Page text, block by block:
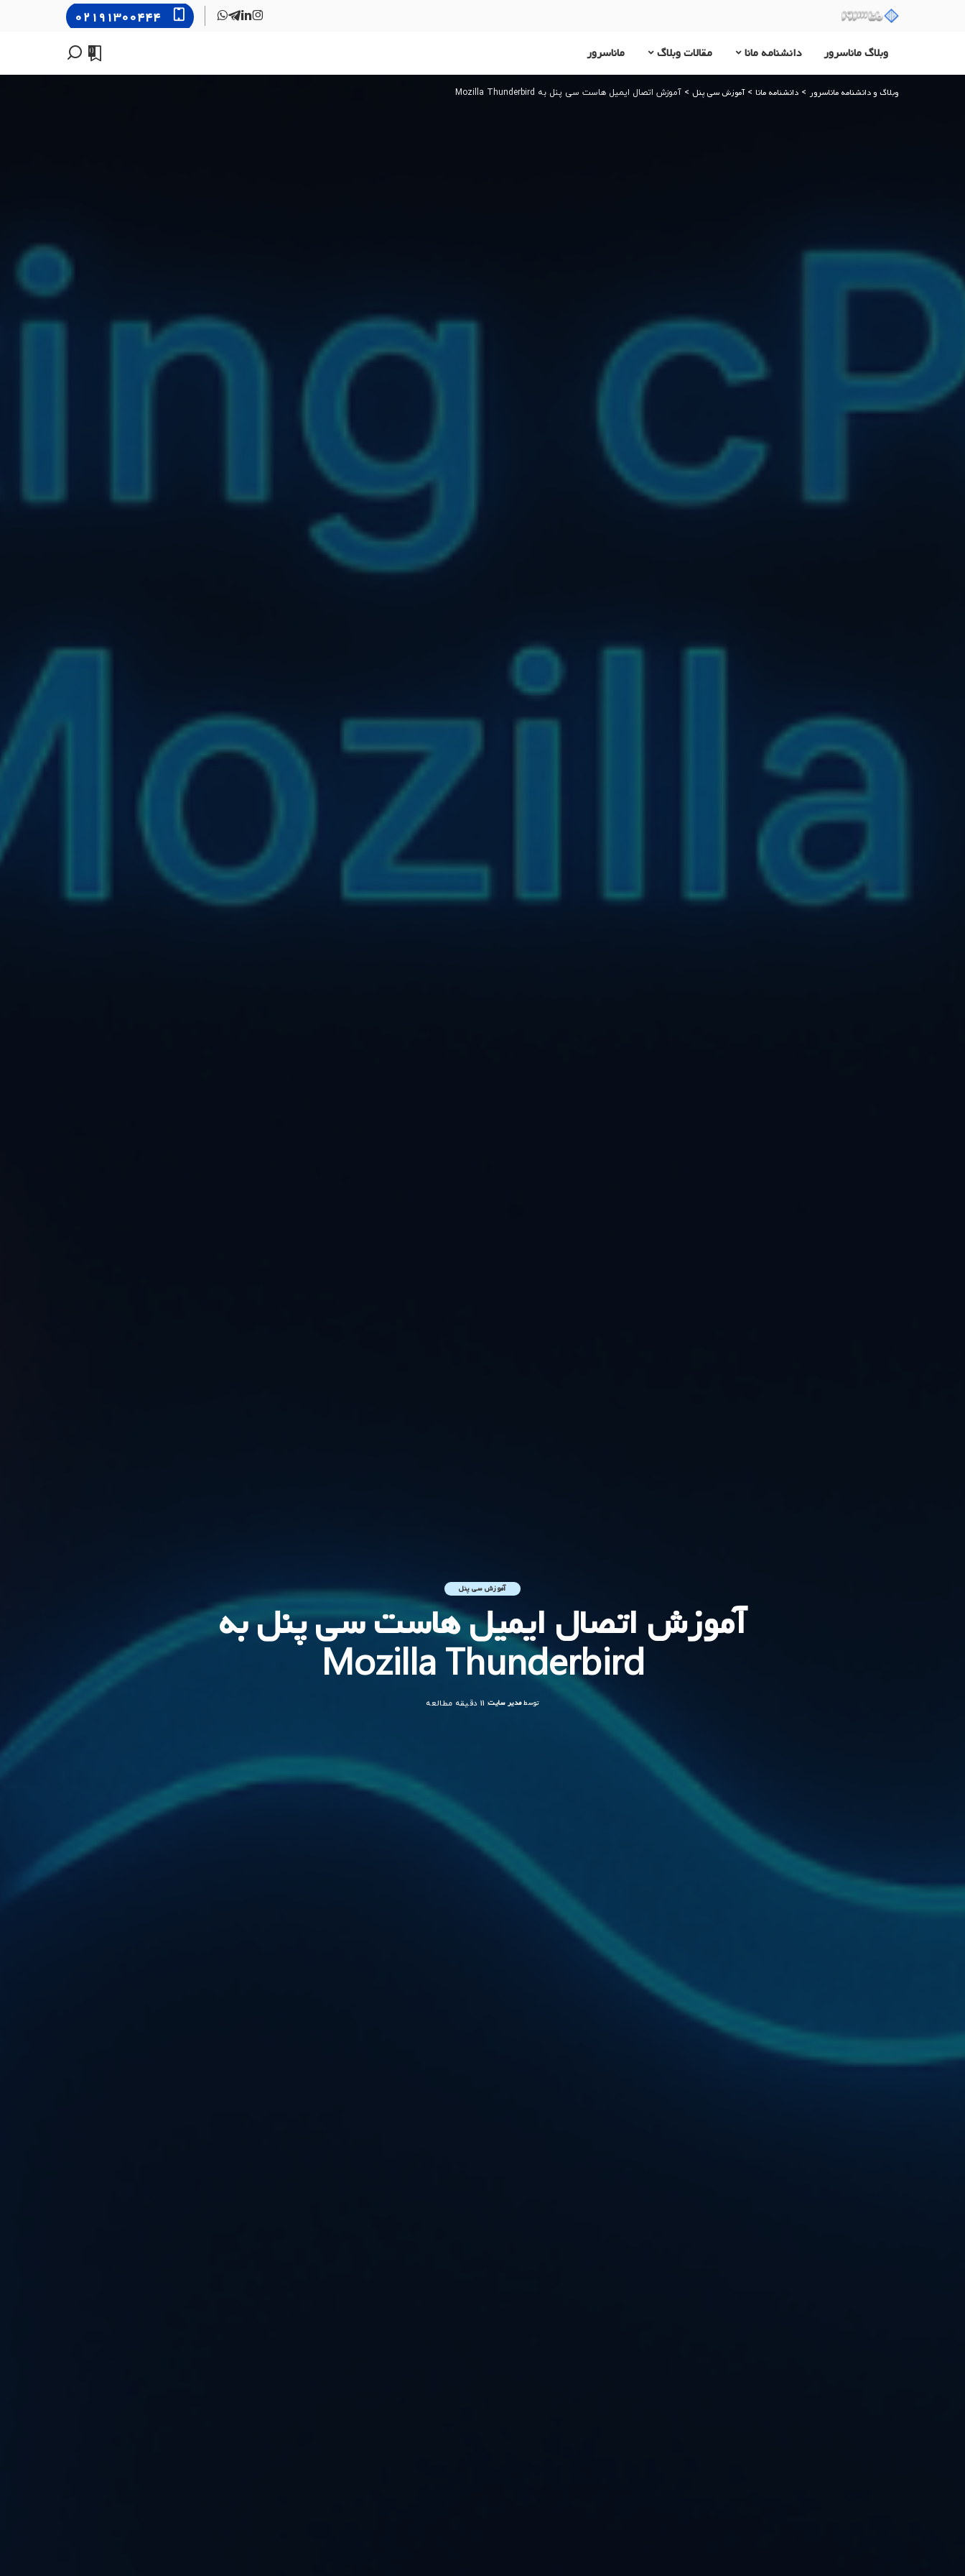
۰۲۱۹۱۳۰۰۴۴۴
وبلاگ ماناسرور دانشنامه مانا مقالات وبلاگ ماناسرور 0
وبلاگ و دانشنامه ماناسرور > دانشنامه مانا >آموزش سی پنل > آموزش اتصال ایمیل هاست سی پنل به Mozilla Thunderbird
آموزش سی پنل
آموزش اتصال ایمیل هاست سی پنل به
Mozilla Thunderbird
ارسال
توسطمدیر سایت 11 دقیقه مطالعه